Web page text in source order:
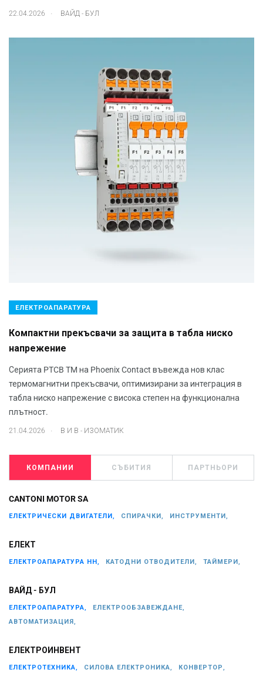
22.04.2026 ВАЙД - БУЛ
ЕЛЕКТРОАПАРАТУРА
Компактни прекъсвачи за защита в табла ниско
напрежение
Серията PTCB TM на Phoenix Contact въвежда нов клас
термомагнитни прекъсвачи, оптимизирани за интеграция в
табла ниско напрежение с висока степен на функционална
плътност.
21.04.2026 В И В - ИЗОМАТИК
КОМПАНИИ СЪБИТИЯ ПАРТНЬОРИ
CANTONI MOTOR SA
ЕЛЕКТРИЧЕСКИ ДВИГАТЕЛИ, СПИРАЧКИ, ИНСТРУМЕНТИ,
ЕЛЕКТ
ЕЛЕКТРОАПАРАТУРА НН, КАТОДНИ ОТВОДИТЕЛИ, ТАЙМЕРИ,
ВАЙД - БУЛ
ЕЛЕКТРОАПАРАТУРА,
ЕЛЕКТРООБЗАВЕЖДАНЕ,
АВТОМАТИЗАЦИЯ,
ЕЛЕКТРОИНВЕНТ
ЕЛЕКТРОТЕХНИКА, СИЛОВА ЕЛЕКТРОНИКА, КОНВЕРТОР,